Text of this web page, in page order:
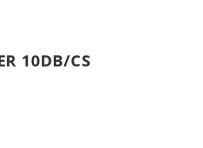
10DB/CS